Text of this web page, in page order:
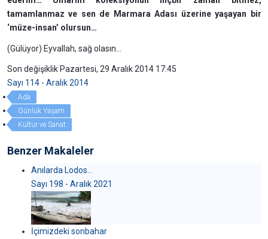
tamamlanmaz ve sen de Marmara Adası üzerine yaşayan bir
‘müze-insan’ olursun…
(Gülüyor) Eyvallah, sağ olasın...
Son değişiklik Pazartesi, 29 Aralık 2014 17:45
Sayı 114 - Aralık 2014
Ada
Günlük Yaşam
Kültür ve Sanat
Benzer Makaleler
Anılarda Lodos…
Sayı 198 - Aralık 2021
İçimizdeki sonbahar